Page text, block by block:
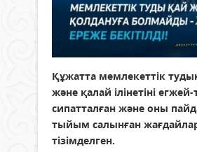
Құжатта мемлекеттік
және қалай ілінетіні
сипатталған және оны
тыйым салынған
тізімделген.